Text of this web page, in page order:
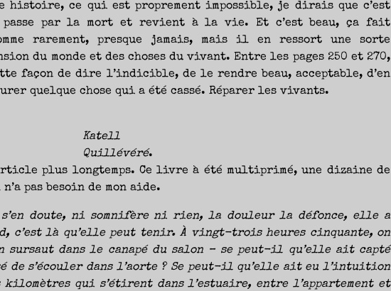
histoire, ce qui est proprement impossible, je dirais que c’est
par la mort et revient à la vie. Et c’est beau, ça fait
rarement, presque jamais, mais il en ressort une sorte
du monde et des choses du vivant. Entre les pages 250 et 270,
façon de dire l’indicible, de le rendre beau, acceptable, d’en
quelque chose qui a été cassé. Réparer les vivants.
Katell
Quillévéré.
plus longtemps. Ce livre à été multiprimé, une dizaine de
pas besoin de mon aide.
s’en doute, ni somnifère ni rien, la douleur la défonce, elle a
c’est là qu’elle peut tenir. À vingt-trois heures cinquante, on
sursaut dans le canapé du salon – se peut-il qu’elle ait capté
de s’écouler dans l’aorte ? Se peut-il qu’elle ait eu l’intuition
kilomètres qui s’étirent dans l’estuaire, entre l’appartement et